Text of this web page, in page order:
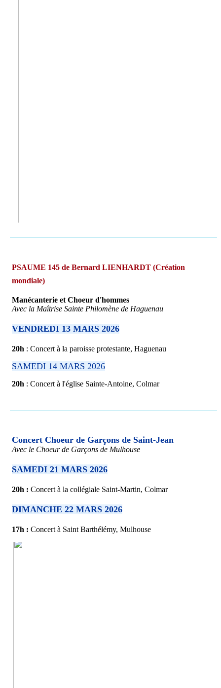
PSAUME 145 de Bernard LIENHARDT (Création
mondiale)
Manécanterie et Choeur d'hommes
Avec la Maîtrise Sainte Philomène de Haguenau
VENDREDI 13 MARS 2026
20h : Concert à la paroisse protestante, Haguenau
SAMEDI 14 MARS 2026
20h : Concert à l'église Sainte-Antoine, Colmar
Concert Choeur de Garçons de Saint-Jean
Avec le Choeur de Garçons de Mulhouse
SAMEDI 21 MARS 2026
20h : Concert à la collégiale Saint-Martin, Colmar
DIMANCHE 22 MARS 2026
17h : Concert à Saint Barthélémy, Mulhouse